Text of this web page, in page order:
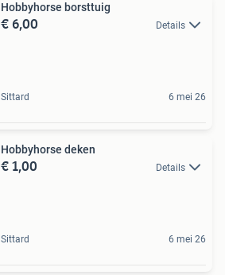
Hobbyhorse borsttuig
€ 6,00 Details
Sittard 6 mei 26
Hobbyhorse deken
€ 1,00 Details
Sittard 6 mei 26